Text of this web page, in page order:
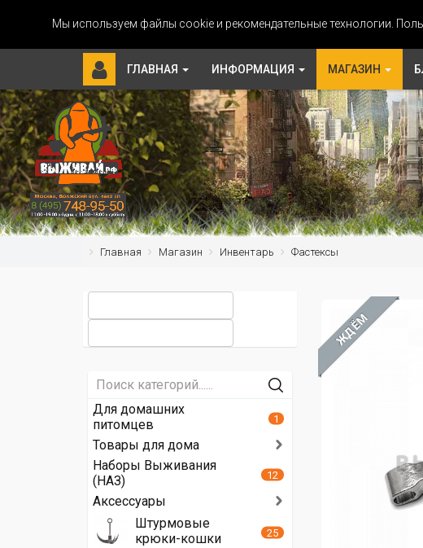
Мы используем файлы cookie и рекомендательные технологии.
ГЛАВНАЯ ИНФОРМАЦИЯ МАГАЗИН
Главная Магазин Инвентарь Фастексы
ЖДЁМ
Для домашних
питомцев
1
Товары для дома
Наборы Выживания
(НАЗ)
12
Аксессуары
Штурмовые
крюки-кошки
25